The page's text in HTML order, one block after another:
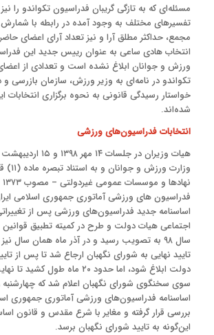
مسئله‌ای که به تازگی گریبان فدراسیون تکواندو را
تفسیرهای مختلف به وجود آمده در رابطه با شمارش
مجمع، حداکثر مطلق آرا و نیز تعداد آرای اعضای
انتخاب هادی ساعی به عنوان رییس جدید این
ورزش و جوانان ابلاغ نشده است و تعدادی از
تکواندو در نامه‌ای به وزیر ورزش، سازمان بازرسی
‌خواستار رسیدگی قانونی به نحوه برگزاری انتخابات
شده‌اند.
انتخابات فدراسیون‌های ورزشی
وزارت
فدراسیون های ورزشی آماتوری جمهوری اسلامی
اساسنامه جدید فدراسیون‌های ورزشی پس از
اجتماعی هیات دولت و طرح در کمیته تطبیق
سال ۹۸ به تصویب رسید و در آذر ماه همان سال
تایید نهایی به شورای نگهبان ارجاع شد تا پس از
اساسنامه فدراسیون‌های ورزشی آماتوری جمهوری
بررسی قرار گرفته و مغایر با شرع مقدس و قانون
این‌گونه به تایید شورای نگهبان برسد.